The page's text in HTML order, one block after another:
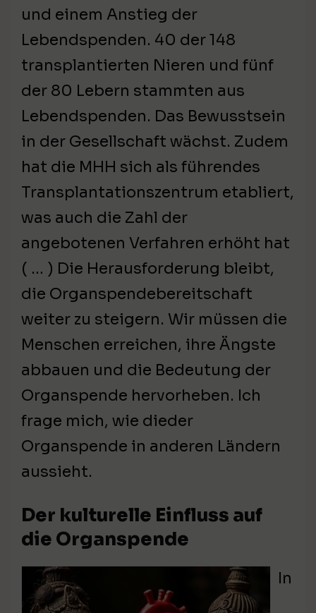
und einem Anstieg der
Lebendspenden. 40 der 148
transplantierten Nieren und fünf
der 80 Lebern stammten aus
Lebendspenden. Das Bewusstsein
in der Gesellschaft wächst. Zudem
hat die MHH sich als führendes
Transplantationszentrum etabliert,
was auch die Zahl der
angebotenen Verfahren erhöht hat
( … ) Die Herausforderung bleibt,
die Organspendebereitschaft
weiter zu steigern. Wir müssen die
Menschen erreichen, ihre Ängste
abbauen und die Bedeutung der
Organspende hervorheben. Ich
frage mich, wie dieder
Organspende in anderen Ländern
aussieht.
Der kulturelle Einfluss auf
die Organspende
In